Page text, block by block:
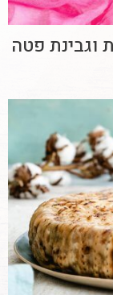
וגבינת פטה